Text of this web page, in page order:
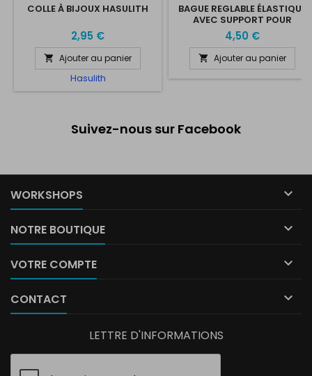
COLLE À BIJOUX HASULITH
2,95 €
 Ajouter au panier
Hasulith
BAGUE REGLABLE ÉLASTIQUE
AVEC SUPPORT POUR
CRYSTAL 4470 10MM
4,50 €
 Ajouter au panier
Suivez-nous sur Facebook
WORKSHOPS 
NOTRE BOUTIQUE 
VOTRE COMPTE 
CONTACT 
LETTRE D'INFORMATIONS